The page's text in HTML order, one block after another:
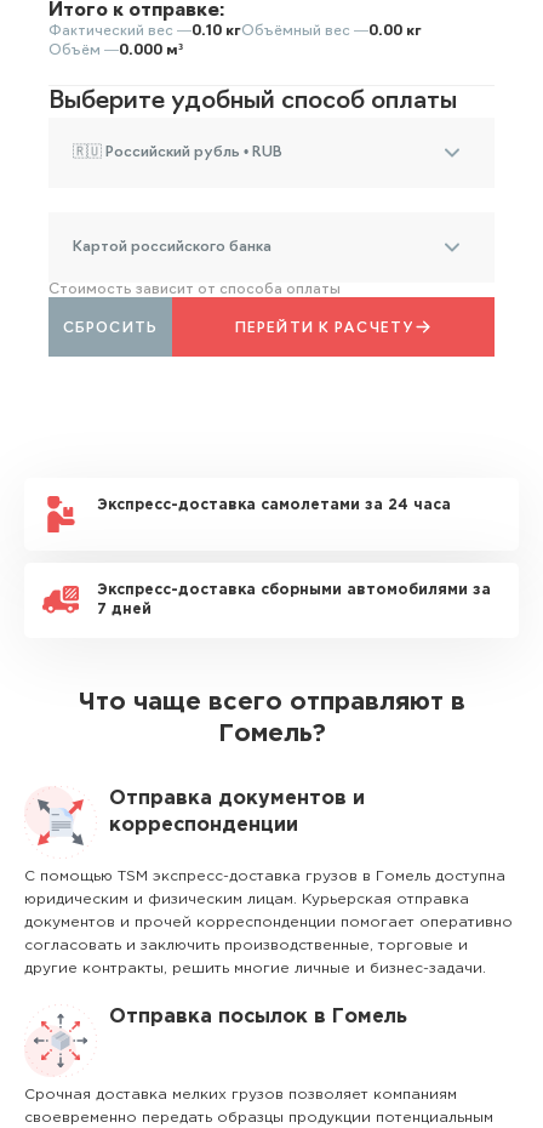
Итого к отправке:
Фактический вес —0.10 кгОбъёмный вес —0.00 кг
Объём —0.000 м³
Выберите удобный способ оплаты
🇷🇺 Российский рубль • RUB
Картой российского банка
Стоимость зависит от способа оплаты
ПЕРЕЙТИ К РАСЧЕТУ
СБРОСИТЬ
Экспресс-доставка самолетами за 24 часа
Экспресс-доставка сборными автомобилями за
7 дней
Что чаще всего отправляют в
Гомель?
Отправка документов и
корреспонденции
С помощью TSM экспресс-доставка грузов в Гомель доступна
юридическим и физическим лицам. Курьерская отправка
документов и прочей корреспонденции помогает оперативно
согласовать и заключить производственные, торговые и
другие контракты, решить многие личные и бизнес-задачи.
Отправка посылок в Гомель
Срочная доставка мелких грузов позволяет компаниям
своевременно передать образцы продукции потенциальным